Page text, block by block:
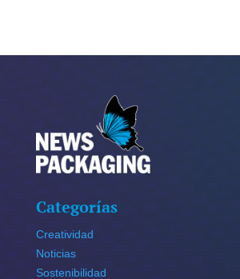
Categorías
Creatividad
Noticias
Sostenibilidad